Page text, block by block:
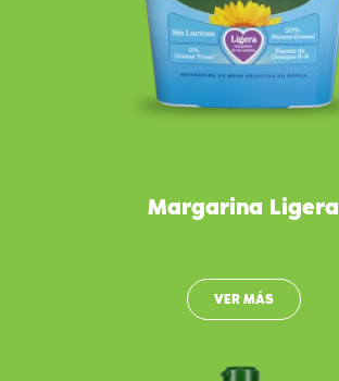
Margarina Ligera
VER MÁS